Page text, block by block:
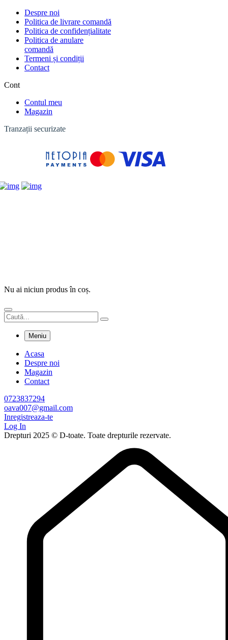
Despre noi
Politica de livrare comandă
Politica de confidențialitate
Politica de anulare
comandă
Termeni și condiții
Contact
Cont
Contul meu
Magazin
Tranzații securizate
Nu ai niciun produs în coș.
Meniu
Acasa
Despre noi
Magazin
Contact
0723837294
oava007@gmail.com
Inregistreaza-te
Log In
Drepturi 2025 © D-toate. Toate drepturile rezervate.